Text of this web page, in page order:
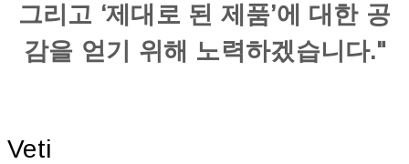
그리고 ‘제대로 된 제품’에 대한 공
감을 얻기 위해 노력하겠습니다."
Veti